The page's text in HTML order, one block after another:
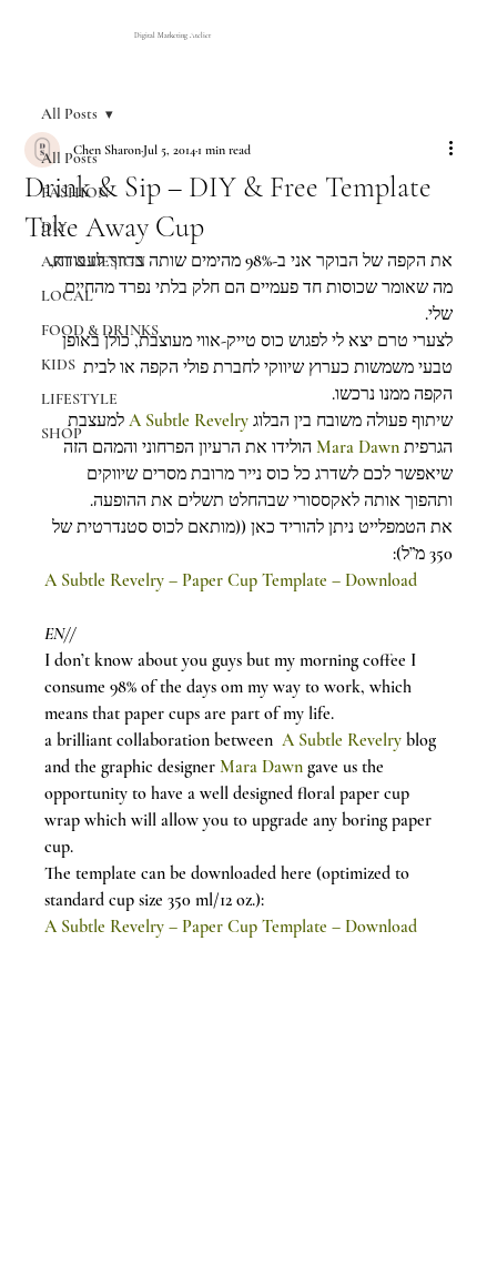
Digital Marketing Atelier
All Posts
FASHION
DIY
ART & DESIGN
LOCAL
FOOD & DRINKS
KIDS
LIFESTYLE
SHOP
All Posts
Drink & Sip – DIY & Free Template
Take Away Cup
Chen SharonJul 5, 20141 min read
את הקפה של הבוקר אני ב-98% מהימים שותה בדרך לעבודה,
מה שאומר שכוסות חד פעמיים הם חלק בלתי נפרד מהחיים
שלי.
לצערי טרם יצא לי לפגוש כוס טייק-אווי מעוצבת, כולן באופן
טבעי משמשות כערוץ שיווקי לחברת פולי הקפה או לבית
הקפה ממנו נרכשו.
שיתוף פעולה משובח בין הבלוג A Subtle Revelry למעצבת
הגרפית Mara Dawn הולידו את הרעיון הפרחוני והמהם הזה
שיאפשר לכם לשדרג כל כוס נייר מרובת מסרים שיווקים
ותהפוך אותה לאקססורי שבהחלט תשלים את ההופעה.
את הטמפלייט ניתן להוריד כאן ((מותאם לכוס סטנדרטית של
350 מ”ל):
A Subtle Revelry – Paper Cup Template – Download
EN//
I don’t know about you guys but my morning coffee I
consume 98% of the days om my way to work, which
means that paper cups are part of my life.
a brilliant collaboration between A Subtle Revelry blog
and the graphic designer Mara Dawn gave us the
opportunity to have a well designed floral paper cup
wrap which will allow you to upgrade any boring paper
cup.
The template can be downloaded here (optimized to
standard cup size 350 ml/12 oz.):
A Subtle Revelry – Paper Cup Template – Download